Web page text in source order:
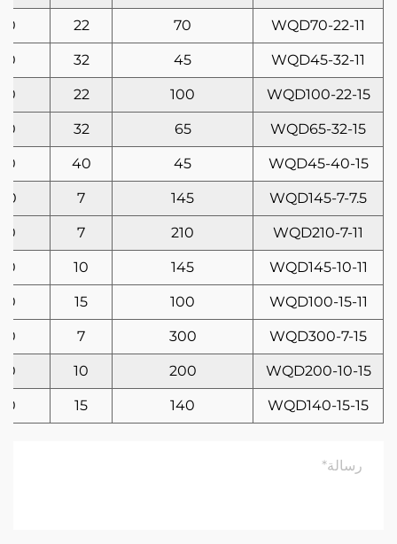
WQD70-22-11
70
22
WQD45-32-11
45
32
WQD100-22-15
100
22
WQD65-32-15
65
32
WQD45-40-15
45
40
WQD145-7-7.5
145
7
WQD210-7-11
210
7
WQD145-10-11
145
10
WQD100-15-11
100
15
WQD300-7-15
300
7
WQD200-10-15
200
10
WQD140-15-15
140
15